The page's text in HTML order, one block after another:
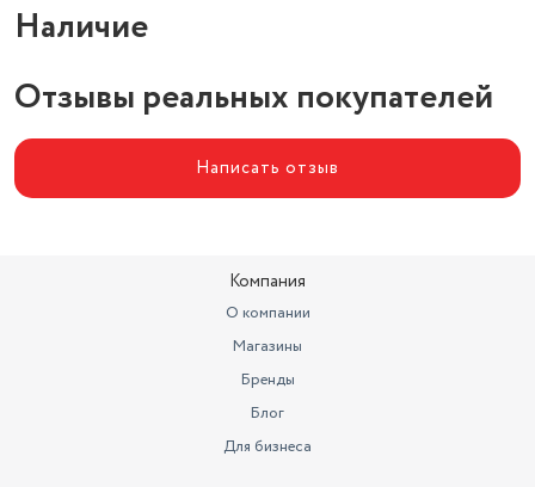
Наличие
Отзывы реальных покупателей
Написать отзыв
Компания
О компании
Магазины
Бренды
Блог
Для бизнеса